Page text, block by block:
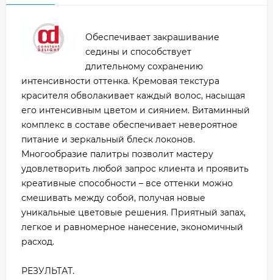
Обеспечивает закрашивание
седины и способствует
длительному сохранению
интенсивности оттенка. Кремовая текстура
красителя обволакивает каждый волос, насыщая
его интенсивным цветом и сиянием. Витаминный
комплекс в составе обеспечивает невероятное
питание и зеркальный блеск локонов.
Многообразие палитры позволит мастеру
удовлетворить любой запрос клиента и проявить
креативные способности – все оттенки можно
смешивать между собой, получая новые
уникальные цветовые решения. Приятный запах,
легкое и равномерное нанесение, экономичный
расход.
РЕЗУЛЬТАТ.